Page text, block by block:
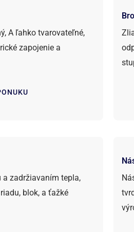
A ľahko tvarovateľné,
zapojenie a
zadržiavaním tepla,
blok, a ťažké